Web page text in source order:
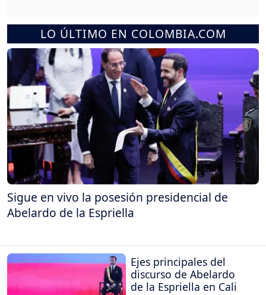
LO ÚLTIMO EN COLOMBIA.COM
Sigue en vivo la posesión presidencial de
Abelardo de la Espriella
Ejes principales del
discurso de Abelardo
de la Espriella en Cali